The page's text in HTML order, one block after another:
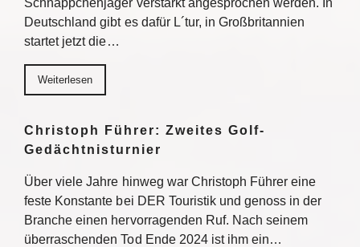
Schnäppchenjäger verstärkt angesprochen werden. In
Deutschland gibt es dafür L´tur, in Großbritannien
startet jetzt die…
Weiterlesen
Christoph Führer: Zweites Golf-
Gedächtnisturnier
Über viele Jahre hinweg war Christoph Führer eine
feste Konstante bei DER Touristik und genoss in der
Branche einen hervorragenden Ruf. Nach seinem
überraschenden Tod Ende 2024 ist ihm ein…